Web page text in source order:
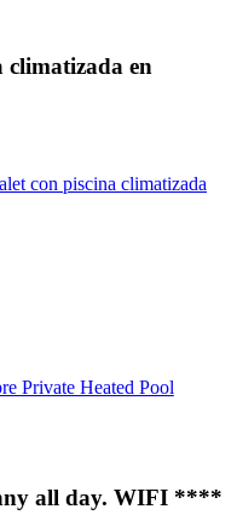
climatizada en
con piscina climatizada
Private Heated Pool
all day. WIFI ****